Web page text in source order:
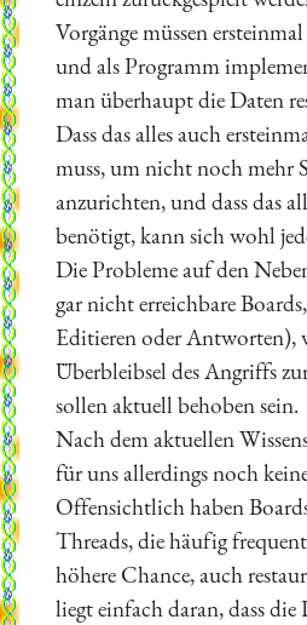
Vorgänge müssen
und als Programm
man überhaupt die Daten
Dass das alles auch
muss, um nicht noch mehr
anzurichten, und dass das
benötigt, kann sich wohl
Die Probleme auf den
gar nicht erreichbare
Editieren oder Antworten),
Überbleibsel des Angriffs
sollen aktuell behoben sein.
Nach dem aktuellen
für uns allerdings noch
Offensichtlich haben
Threads, die häufig
höhere Chance, auch
liegt einfach daran, dass